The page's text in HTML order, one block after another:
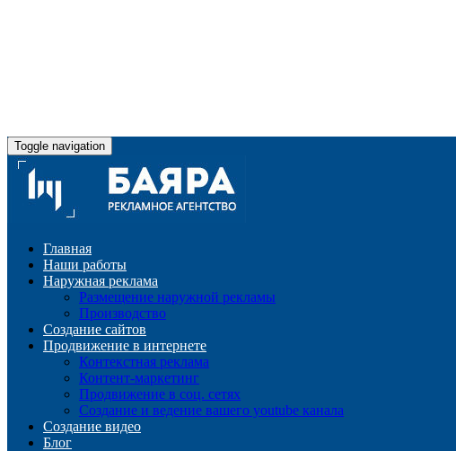
Toggle navigation
Главная
Наши работы
Наружная реклама
Размещение наружной рекламы
Производство
Создание сайтов
Продвижение в интернете
Контекстная реклама
Контент-маркетинг
Продвижение в соц. сетях
Создание и ведение вашего youtube канала
Создание видео
Блог